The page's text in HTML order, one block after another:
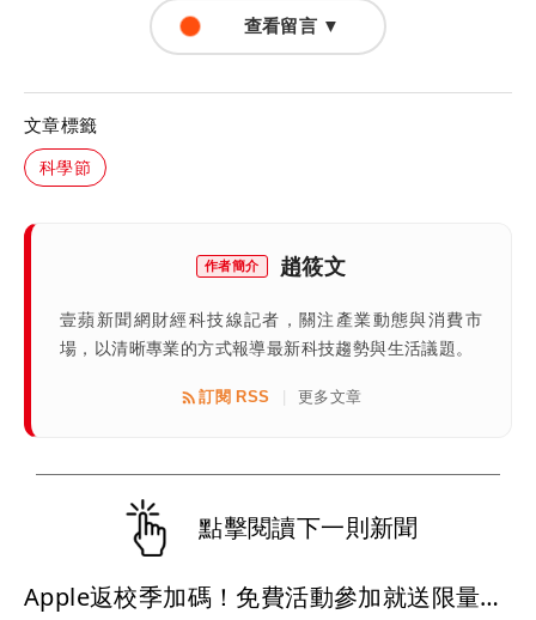
查看留言 ▼
文章標籤
科學節
作者簡介 趙筱文
壹蘋新聞網財經科技線記者，關注產業動態與消費市
場，以清晰專業的方式報導最新科技趨勢與生活議題。
訂閱 RSS 更多文章
點擊閱讀下一則新聞
Apple返校季加碼！免費活動參加就送限量貼紙